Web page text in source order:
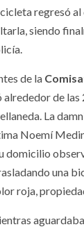
regresó
siendo
de la
de las
La
Noemí
domicilio
una
roja,